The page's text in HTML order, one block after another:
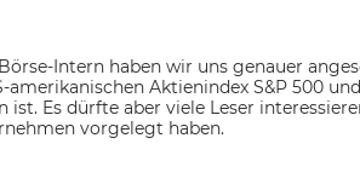
Intern haben wir uns genauer
Aktienindex S&P 500
ist. Es dürfte aber viele Leser
vorgelegt haben.